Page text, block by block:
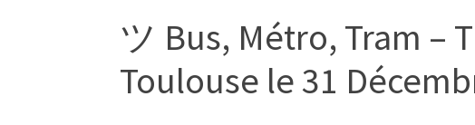
Réveillon
Insolite
ツ Bus, Métro, Tram –
Toulouse le 31